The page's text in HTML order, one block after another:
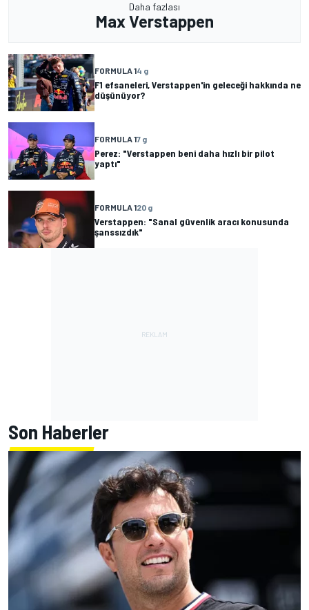
Daha fazlası
Max Verstappen
FORMULA 14 g
F1 efsaneleri, Verstappen'in geleceği hakkında ne
düşünüyor?
FORMULA 17 g
Perez: "Verstappen beni daha hızlı bir pilot
yaptı"
FORMULA 120 g
Verstappen: "Sanal güvenlik aracı konusunda
şanssızdık"
Son Haberler